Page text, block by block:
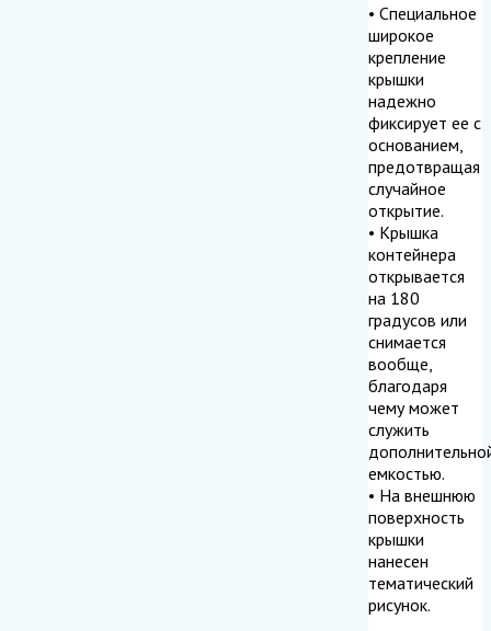
• Специальное
широкое
крепление
крышки
надежно
фиксирует ее с
основанием,
предотвращая
случайное
открытие.
• Крышка
контейнера
открывается
на 180
градусов или
снимается
вообще,
благодаря
чему может
служить
емкостью.
• На внешнюю
поверхность
крышки
нанесен
тематический
рисунок.